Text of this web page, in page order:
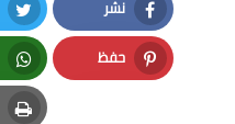
نشر
Facebook
حفظ
Pinterest